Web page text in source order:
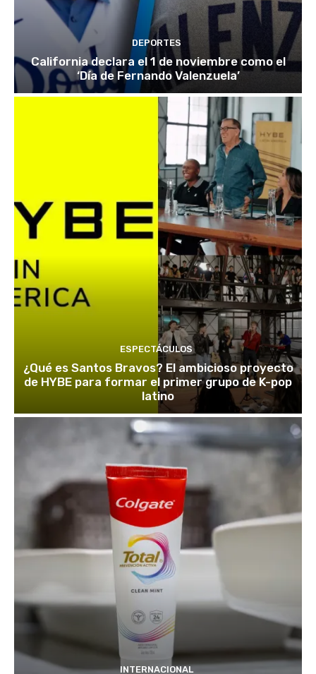
DEPORTES
California declara el 1 de noviembre como el
‘Día de Fernando Valenzuela’
ESPECTÁCULOS
¿Qué es Santos Bravos? El ambicioso proyecto
de HYBE para formar el primer grupo de K-pop
latino
INTERNACIONAL